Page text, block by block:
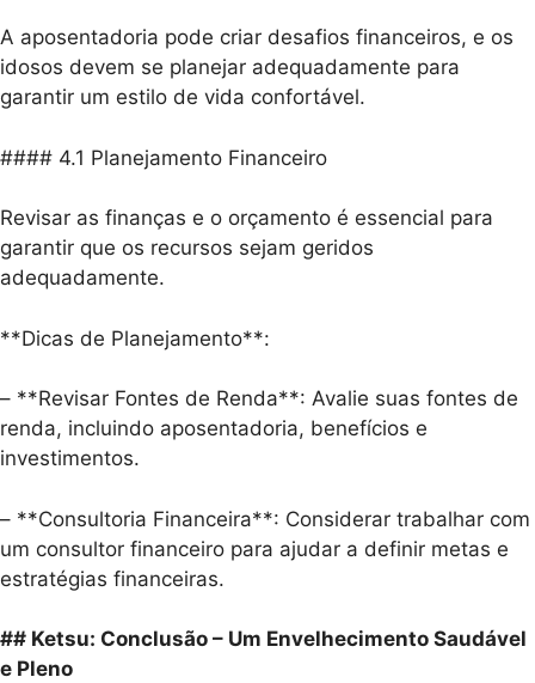
A aposentadoria pode criar desafios financeiros, e os
idosos devem se planejar adequadamente para
garantir um estilo de vida confortável.
#### 4.1 Planejamento Financeiro
Revisar as finanças e o orçamento é essencial para
garantir que os recursos sejam geridos
adequadamente.
**Dicas de Planejamento**:
– **Revisar Fontes de Renda**: Avalie suas fontes de
renda, incluindo aposentadoria, benefícios e
investimentos.
– **Consultoria Financeira**: Considerar trabalhar com
um consultor financeiro para ajudar a definir metas e
estratégias financeiras.
## Ketsu: Conclusão – Um Envelhecimento Saudável
e Pleno